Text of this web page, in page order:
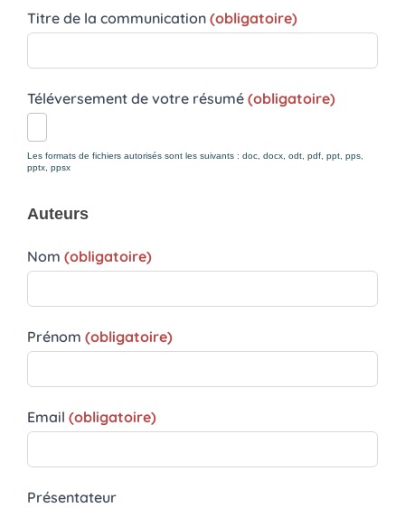
Titre de la communication (obligatoire)
Téléversement de votre résumé (obligatoire)
Les formats de fichiers autorisés sont les suivants : doc, docx, odt, pdf, ppt, pps,
pptx, ppsx
Auteurs
Nom (obligatoire)
Prénom (obligatoire)
Email (obligatoire)
Présentateur